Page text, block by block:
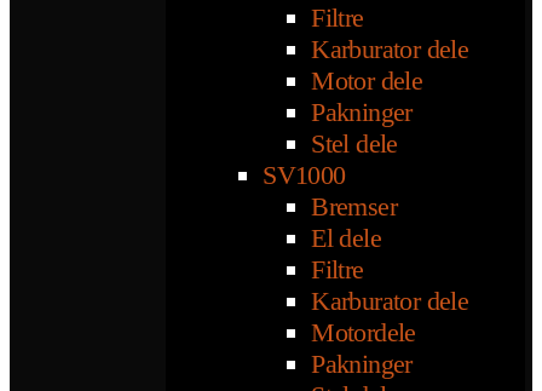
Filtre
Karburator dele
Motor dele
Pakninger
Stel dele
SV1000
Bremser
El dele
Filtre
Karburator dele
Motordele
Pakninger